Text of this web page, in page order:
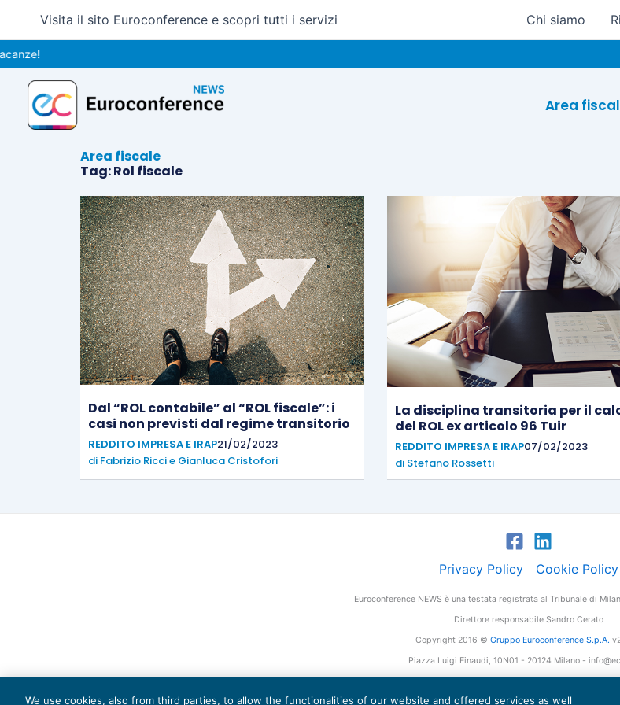
contenuto
Visita il sito Euroconference e scopri tutti i servizi Chi siamo
Area
Area fiscale
Tag: Rol fiscale
Dal “ROL contabile” al “ROL fiscale”: i
casi non previsti dal regime transitorio
REDDITO IMPRESA E IRAP21/02/2023
di Fabrizio Riccie Gianluca Cristofori
La disciplina transitoria per il
del ROL ex articolo 96 Tuir
REDDITO IMPRESA E IRAP07/02/2023
di Stefano Rossetti
Privacy Policy Cookie Policy
Euroconference NEWS è una testata registrata al Tribunale di
Direttore responsabile Sandro Cerato
Copyright 2016 © Gruppo Euroconference S.p.A.
Piazza Luigi Einaudi, 10N01 - 20124 Milano -
Capitale Sociale € 300.000,00 i.v. C.F. P.IVA Iscrizione Registro
We use cookies, also from third parties, to allow the functionalities of our website and offered services as well